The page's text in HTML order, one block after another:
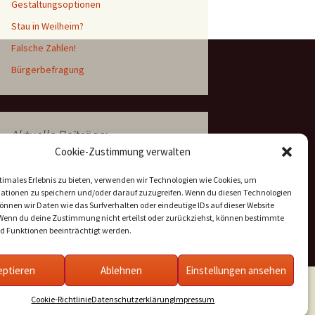
Cookie-Zustimmung verwalten
Erlebnis zu bieten, verwenden wir Technologien wie Cookies, um
zu speichern und/oder darauf zuzugreifen. Wenn du diesen Technologien
wir Daten wie das Surfverhalten oder eindeutige IDs auf dieser Website
du deine Zustimmung nicht erteilst oder zurückziehst, können bestimmte
Funktionen beeinträchtigt werden.
Ablehnen Einstellungen ansehen
Cookie-RichtlinieDatenschutzerklärungImpressum
Gestaltungsoptionen
Stau in Weilheim?
Falsche Zahlen!
Bürgerbefragung
Aktuelle Beiträge:
B2 Ausbau Wielenbach: Offener Brief
Variantenentscheidung durch die
Handwerkskammer?!?
Stoppt den B2-Ausbau